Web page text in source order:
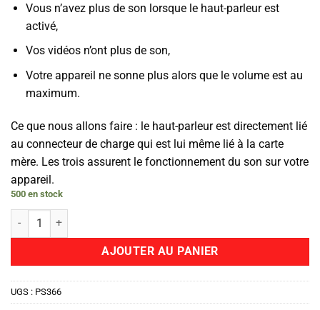
Vous n’avez plus de son lorsque le haut-parleur est
activé,
Vos vidéos n’ont plus de son,
Votre appareil ne sonne plus alors que le volume est au
maximum.
Ce que nous allons faire : le haut-parleur est directement lié
au connecteur de charge qui est lui même lié à la carte
mère. Les trois assurent le fonctionnement du son sur votre
appareil.
500 en stock
quantité de Haut Parleur
AJOUTER AU PANIER
UGS : PS366